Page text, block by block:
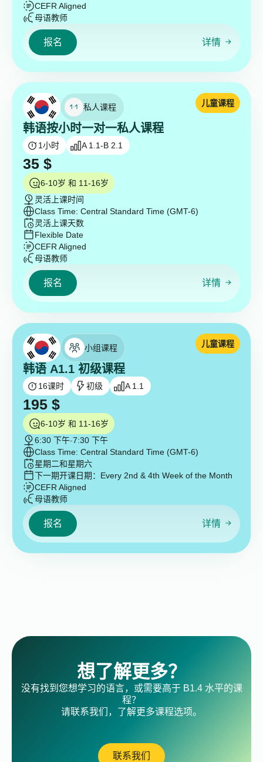
CEFR Aligned
母语教师
报名 详情
私人课程
韩语按小时一对一私人课程
儿童课程
1小时 A 1.1-B 2.1
35 $
6-10岁 和 11-16岁
灵活上课时间
Class Time: Central Standard Time (GMT-6)
灵活上课天数
Flexible Date
CEFR Aligned
母语教师
报名 详情
小组课程
韩语 A1.1 初级课程
儿童课程
16课时 初级 A 1.1
195 $
6-10岁 和 11-16岁
6:30 下午-7:30 下午
Class Time: Central Standard Time (GMT-6)
星期二和星期六
下一期开课日期： Every 2nd & 4th Week of the Month
CEFR Aligned
母语教师
报名 详情
想了解更多？
没有找到您想学习的语言，或需要高于 B1.4 水平的课
程？
请联系我们，了解更多课程选项。
联系我们